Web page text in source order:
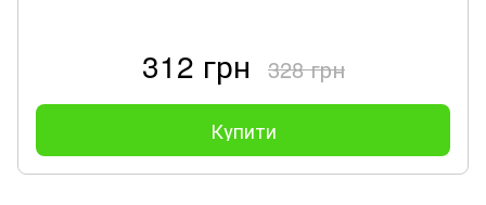
312 грн 328 грн
Купити